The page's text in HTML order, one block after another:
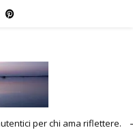
per chi ama riflettere.